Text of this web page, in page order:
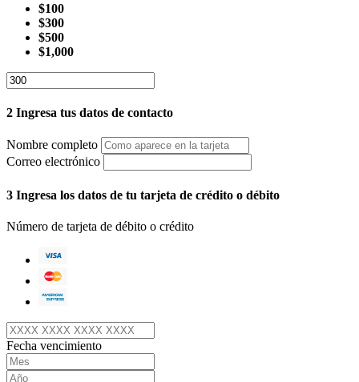
$100
$300
$500
$1,000
2 Ingresa tus datos de contacto
Nombre completo
Correo electrónico
3 Ingresa los datos de tu tarjeta de crédito o débito
Número de tarjeta de débito o crédito
Fecha vencimiento